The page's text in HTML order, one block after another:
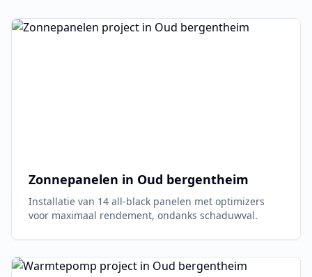
Zonnepanelen in Oud bergentheim
Installatie van 14 all-black panelen met optimizers
voor maximaal rendement, ondanks schaduwval.